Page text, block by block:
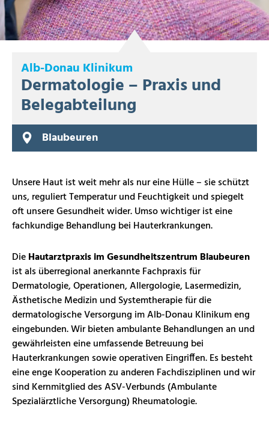
Alb-Donau Klinikum
Dermatologie – Praxis und
Belegabteilung
Blaubeuren
Unsere Haut ist weit mehr als nur eine Hülle – sie schützt
uns, reguliert Temperatur und Feuchtigkeit und spiegelt
oft unsere Gesundheit wider. Umso wichtiger ist eine
fachkundige Behandlung bei Hauterkrankungen.
DieHautarztpraxis im Gesundheitszentrum Blaubeuren
ist als überregional anerkannte Fachpraxis für
Dermatologie, Operationen, Allergologie, Lasermedizin,
Ästhetische Medizin und Systemtherapie für die
dermatologische Versorgung im Alb-Donau Klinikum eng
eingebunden. Wir bieten ambulante Behandlungen an und
gewährleisten eine umfassende Betreuung bei
Hauterkrankungen sowie operativen Eingriffen. Es besteht
eine enge Kooperation zu anderen Fachdisziplinen und wir
sind Kernmitglied des ASV-Verbunds (Ambulante
Spezialärztliche Versorgung) Rheumatologie.